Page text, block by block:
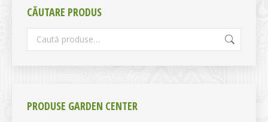
CĂUTARE PRODUS
PRODUSE GARDEN CENTER